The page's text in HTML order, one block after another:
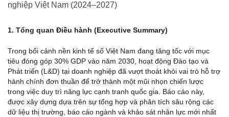
nghiệp Việt Nam (2024–2027)
1. Tổng quan Điều hành (Executive Summary)
Trong bối cảnh nền kinh tế số Việt Nam đang tăng tốc với mục
tiêu đóng góp 30% GDP vào năm 2030, hoạt động Đào tạo và
Phát triển (L&D) tại doanh nghiệp đã vượt thoát khỏi vai trò hỗ trợ
hành chính đơn thuần để trở thành một mũi nhọn chiến lược
trong việc duy trì năng lực cạnh tranh quốc gia. Báo cáo này,
được xây dựng dựa trên sự tổng hợp và phân tích sâu rộng các
dữ liệu thị trường, báo cáo ngành và khảo sát nhân lực mới nhất